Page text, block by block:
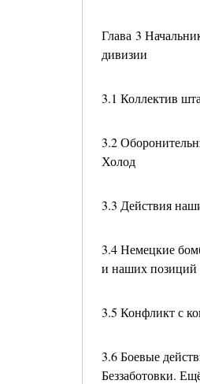
Глава 3
дивизии
3.1 Коллектив
3.2
Холод
3.3 Действия
3.4 Немецкие
и наших позиций
3.5 Конфликт с
3.6 Боевые
Беззаботовки.